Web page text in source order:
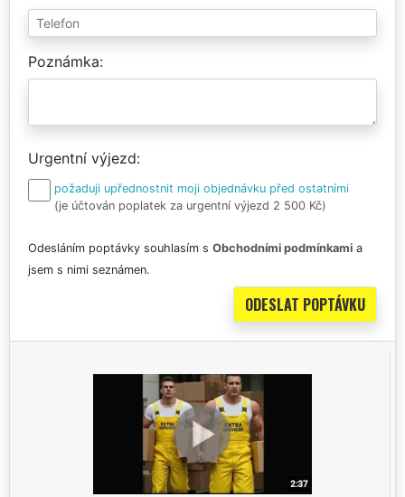
Poznámka
Urgentní výjezd
požaduji upřednostnit moji objednávku před ostatními
(je účtován poplatek za urgentní výjezd 2 500 Kč)
Odesláním poptávky souhlasím s Obchodními podmínkami a
jsem s nimi seznámen.